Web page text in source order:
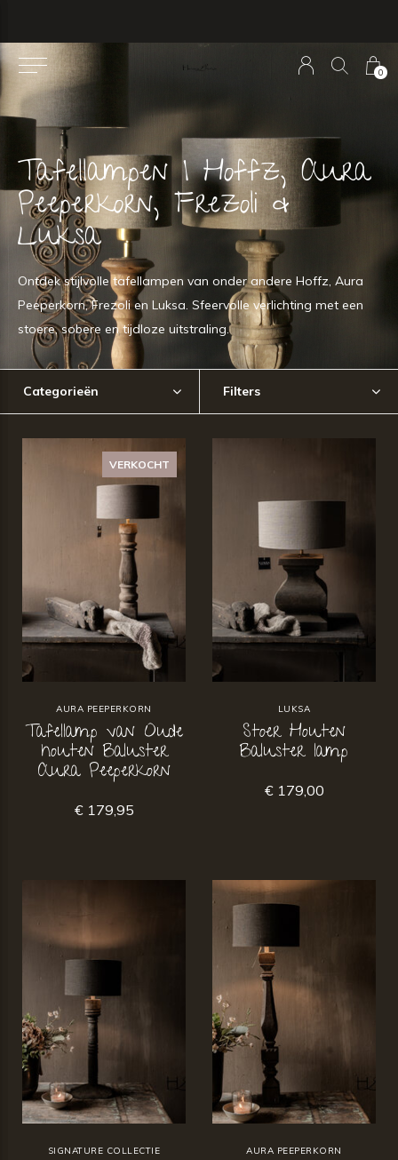
0
Tafellampen | Hoffz, Aura
Peeperkorn, Frezoli &
Luksa
Ontdek stijlvolle tafellampen van onder andere Hoffz, Aura
Peeperkorn, Frezoli en Luksa. Sfeervolle verlichting met een
stoere, sobere en tijdloze uitstraling.
Categorieën Filters
VERKOCHT
AURA PEEPERKORN
Tafellamp van Oude
houten Baluster
Aura Peeperkorn
€ 179,95
LUKSA
Stoer Houten
Baluster lamp
€ 179,00
SIGNATURE COLLECTIE AURA PEEPERKORN